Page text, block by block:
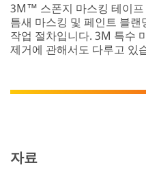
3M™ 스폰지 마스킹 테이
틈새 마스킹 및 페인트 블
작업 절차입니다. 3M 특수
제거에 관해서도 다루고 있
자료